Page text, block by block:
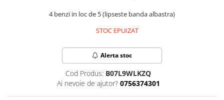
Uscatoare rufe
Laptopuri si Accesorii
Telefoane Mobile & accesorii
4 benzi in loc de 5 (lipseste banda albastra)
STOC EPUIZAT
Alerta stoc
Cod Produs: B07L9WLKZQ
Ai nevoie de ajutor? 0756374301